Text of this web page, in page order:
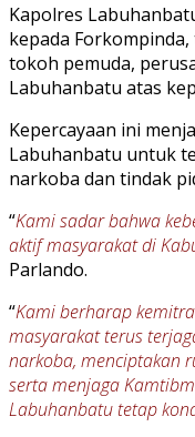
Kapolres
kepada
tokoh pemuda,
Labuhanbatu atas
Kepercayaan ini
Labuhanbatu untuk
narkoba dan tindak
“Kami sadar bahwa
aktif masyarakat di
Parlando.
“Kami berharap
masyarakat terus
narkoba, menciptakan
serta menjaga
Labuhanbatu tetap